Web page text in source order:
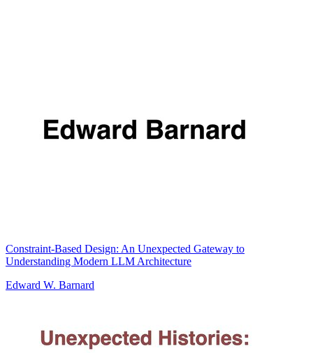
Constraint-Based Design: An Unexpected Gateway to
Understanding Modern LLM Architecture
Edward W. Barnard